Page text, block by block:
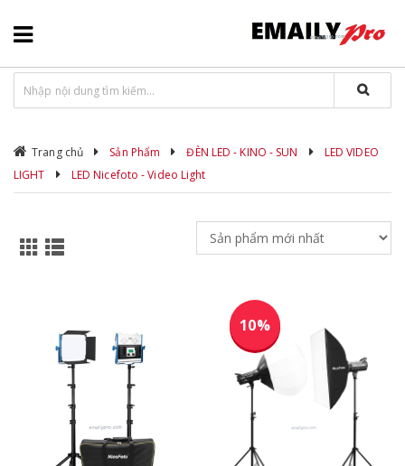
Trang chủ Sản Phẩm ĐÈN LED - KINO - SUN
LED VIDEO
LIGHT
LED Nicefoto - Video Light
10%